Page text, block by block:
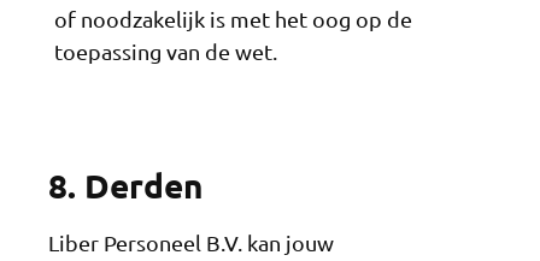
of noodzakelijk is met het oog op de
toepassing van de wet.
8. Derden
Liber Personeel B.V. kan jouw